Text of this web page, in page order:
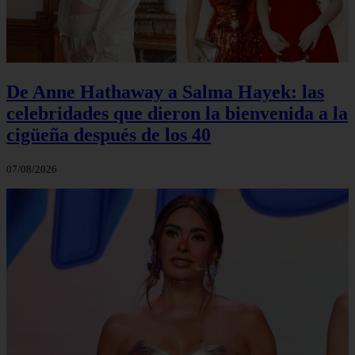
De Anne Hathaway a Salma Hayek: las
celebridades que dieron la bienvenida a la
cigüeña después de los 40
07/08/2026